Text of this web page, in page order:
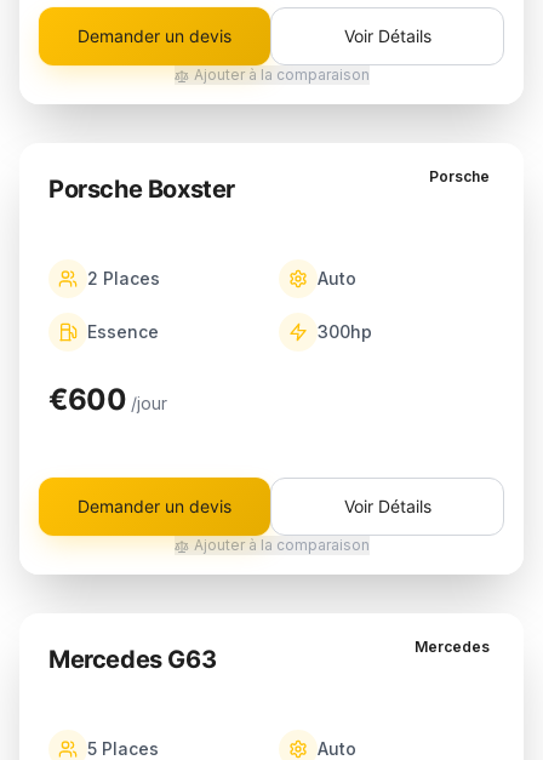
Demander un devis Voir Détails
Ajouter à la comparaison
Porsche
Porsche Boxster
2 Places Auto
Essence 300hp
€600 /jour
Demander un devis Voir Détails
Ajouter à la comparaison
Mercedes
Mercedes G63
5 Places Auto